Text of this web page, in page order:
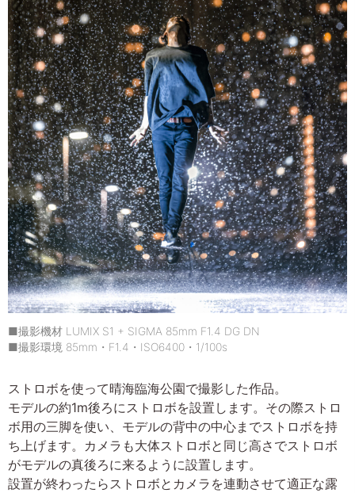
■撮影機材 LUMIX S1 + SIGMA 85mm F1.4 DG DN
■撮影環境 85mm・F1.4・ISO6400・1/100s
ストロボを使って晴海臨海公園で撮影した作品。
モデルの約1m後ろにストロボを設置します。その際ストロ
ボ用の三脚を使い、モデルの背中の中心までストロボを持
ち上げます。カメラも大体ストロボと同じ高さでストロボ
がモデルの真後ろに来るように設置します。
設置が終わったらストロボとカメラを連動させて適正な露